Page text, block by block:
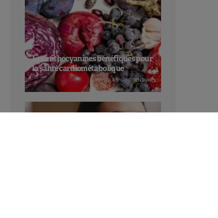
Les anthocyanines bénéfiques pour
la santé cardiométabolique
NICOLAS GUGGENBÜHL